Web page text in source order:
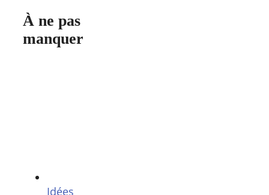
À ne pas
manquer
Idées